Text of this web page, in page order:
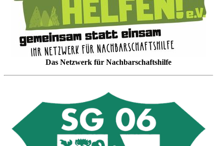
Das Netzwerk für Nachbarschaftshilfe